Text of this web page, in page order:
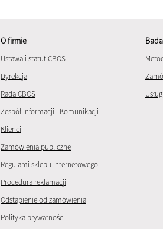
O firmie
Ustawa i statut CBOS
Dyrekcja
Rada CBOS
Zespół Informacji i Komunikacji
Klienci
Zamówienia publiczne
Regulami sklepu internetowego
Procedura reklamacji
Odstąpienie od zamówienia
Polityka prywatności